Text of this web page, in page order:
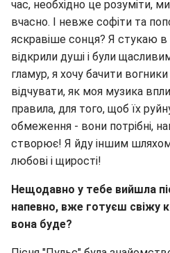
час, необхідно це розуміти,
вчасно. І невже софіти та
яскравіше сонця? Я стукаю
відкрили душі і були
гламур, я хочу бачити вогники
відчувати, як моя музика
правила, для того, щоб їх
обмеження - вони потрібні,
створює! Я йду іншим
любові і щирості!
Нещодавно у тебе вийшла
напевно, вже готуєш свіжу
вона буде?